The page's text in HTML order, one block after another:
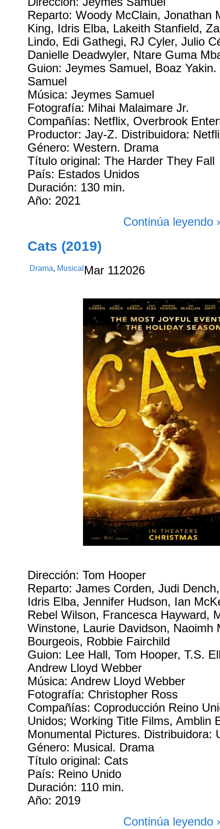
Reparto: Woody McClain, Jonathan
King, Idris Elba, Lakeith Stanfield,
Lindo, Edi Gathegi, RJ Cyler, Julio
Danielle Deadwyler, Ntare Guma
Guion: Jeymes Samuel, Boaz
Samuel
Música: Jeymes Samuel
Fotografía: Mihai Malaimare Jr.
Compañías: Netflix, Overbrook
Productor: Jay-Z. Distribuidora:
Género: Western. Drama
Título original: The Harder They Fall
País: Estados Unidos
Duración: 130 min.
Año: 2021
Continúa leyendo
Cats (2019)
Drama, Musical Mar 112026
Dirección: Tom Hooper
Reparto: James Corden, Judi
Idris Elba, Jennifer Hudson, Ian
Rebel Wilson, Francesca Hayward,
Winstone, Laurie Davidson, Naoimh
Bourgeois, Robbie Fairchild
Guion: Lee Hall, Tom Hooper, T.S.
Andrew Lloyd Webber
Música: Andrew Lloyd Webber
Fotografía: Christopher Ross
Compañías: Coproducción Reino
Unidos; Working Title Films, Amblin
Monumental Pictures. Distribuidora:
Género: Musical. Drama
Título original: Cats
País: Reino Unido
Duración: 110 min.
Año: 2019
Continúa leyendo